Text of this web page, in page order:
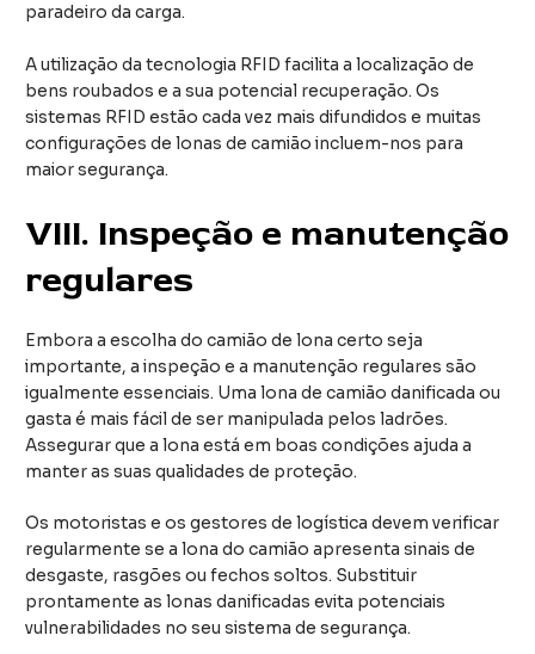
paradeiro da carga.
A utilização da tecnologia RFID facilita a localização de
bens roubados e a sua potencial recuperação. Os
sistemas RFID estão cada vez mais difundidos e muitas
configurações de lonas de camião incluem-nos para
maior segurança.
VIII. Inspeção e manutenção
regulares
Embora a escolha do camião de lona certo seja
importante, a inspeção e a manutenção regulares são
igualmente essenciais. Uma lona de camião danificada ou
gasta é mais fácil de ser manipulada pelos ladrões.
Assegurar que a lona está em boas condições ajuda a
manter as suas qualidades de proteção.
Os motoristas e os gestores de logística devem verificar
regularmente se a lona do camião apresenta sinais de
desgaste, rasgões ou fechos soltos. Substituir
prontamente as lonas danificadas evita potenciais
vulnerabilidades no seu sistema de segurança.